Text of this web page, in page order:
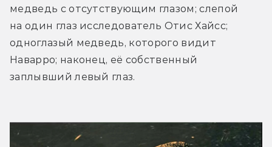
медведь с отсутствующим глазом; слепой
на один глаз исследователь Отис Хайсс;
одноглазый медведь, которого видит
Наварро; наконец, её собственный
заплывший левый глаз.